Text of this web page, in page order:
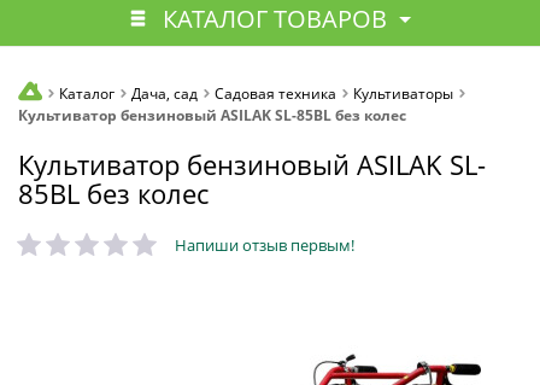
КАТАЛОГ ТОВАРОВ
Каталог Дача, сад Садовая техника
Культиваторы
Культиватор бензиновый ASILAK SL-85BL без колес
Культиватор бензиновый ASILAK SL-
85BL без колес
Напиши отзыв первым!